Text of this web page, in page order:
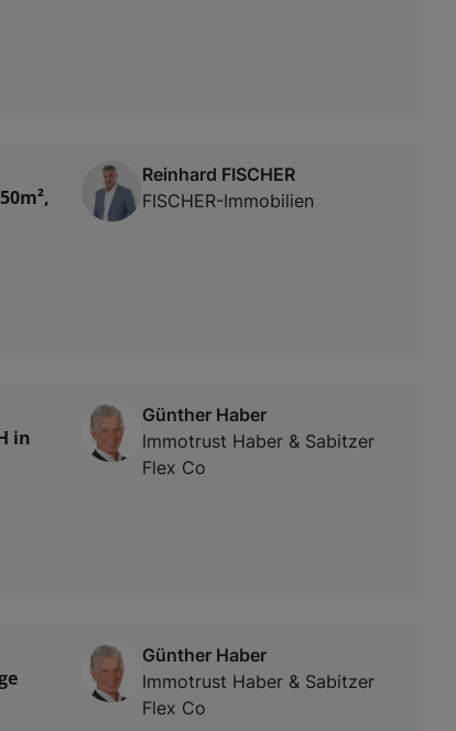
Reinhard FISCHER
FISCHER-Immobilien
in
Günther Haber
Immotrust Haber & Sabitzer
Flex Co
Günther Haber
Immotrust Haber & Sabitzer
Flex Co